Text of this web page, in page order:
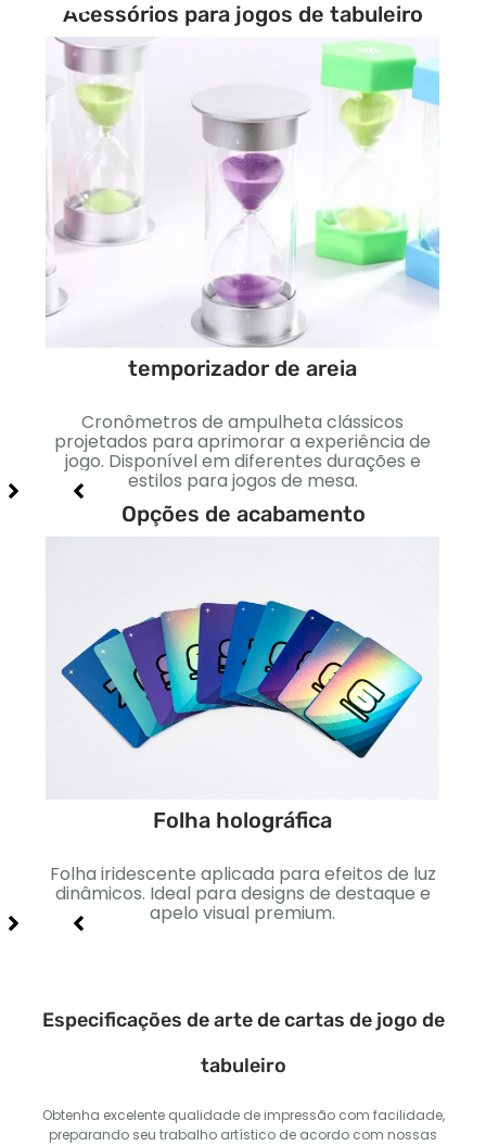
Acessórios para jogos de tabuleiro
temporizador de areia
Cronômetros de ampulheta clássicos
projetados para aprimorar a experiência de
jogo. Disponível em diferentes durações e
estilos para jogos de mesa.
Opções de acabamento
Folha holográfica
Folha iridescente aplicada para efeitos de luz
dinâmicos. Ideal para designs de destaque e
apelo visual premium.
Especificações de arte de cartas de jogo de
tabuleiro
Obtenha excelente qualidade de impressão com facilidade,
preparando seu trabalho artístico de acordo com nossas